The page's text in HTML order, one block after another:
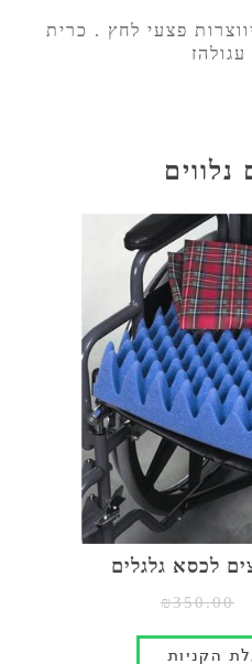
פצעי לחץ . כרית
עגולהז
נלווים
לכסא גלגלים
₪350.00